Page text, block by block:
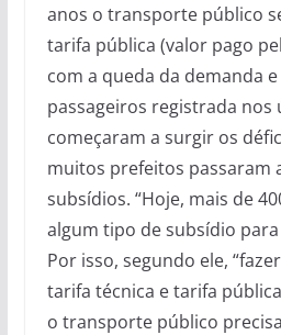
anos o transporte público
tarifa pública (valor pago
com a queda da demanda
passageiros registrada nos
começaram a surgir os
muitos prefeitos passaram
subsídios. “Hoje, mais de
algum tipo de subsídio
Por isso, segundo ele,
tarifa técnica e tarifa
o transporte público